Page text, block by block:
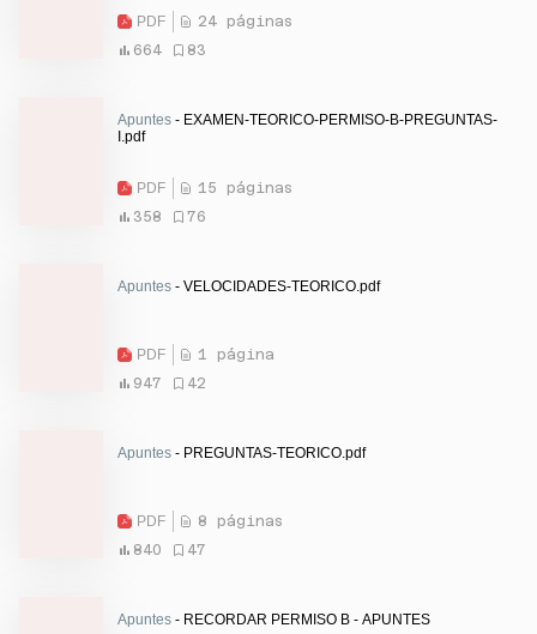
PDF
24 páginas
664
83
Apuntes - EXAMEN-TEORICO-PERMISO-B-PREGUNTAS-
I.pdf
PDF
15 páginas
358
76
Apuntes - VELOCIDADES-TEORICO.pdf
PDF
1 página
947
42
Apuntes - PREGUNTAS-TEORICO.pdf
PDF
8 páginas
840
47
Apuntes - RECORDAR PERMISO B - APUNTES